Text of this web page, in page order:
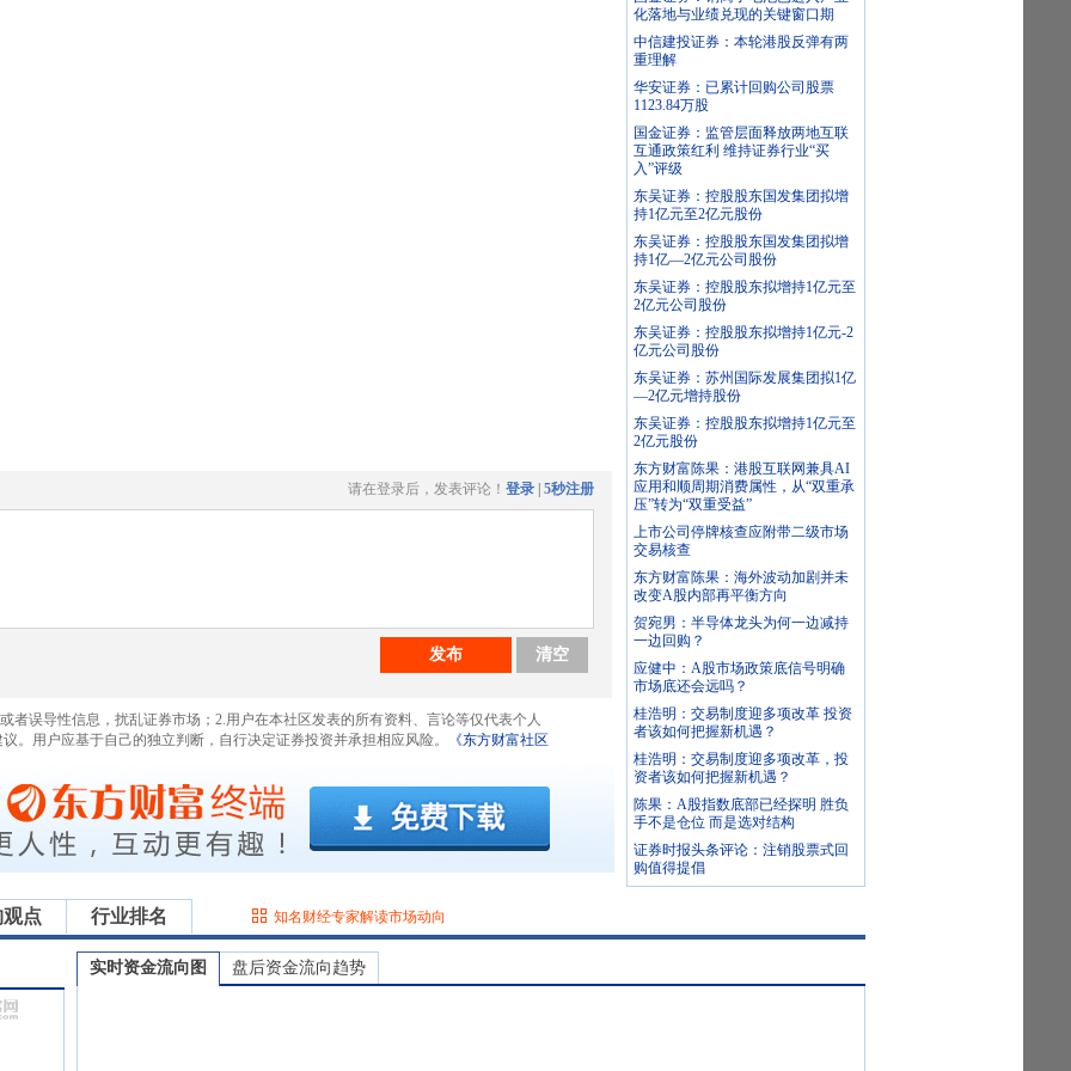
请在登录后，发表评论！ 登录 5秒注册
发布 清空
者误导性信息，扰乱证券市场；2.用户在本社区发表的所有资料、言论等仅代表个人
。用户应基于自己的独立判断，自行决定证券投资并承担相应风险。
《东方财富社区
化落地与业绩兑现的关键窗口期
中信建投证券：本轮港股反弹有两
重理解
华安证券：已累计回购公司股票
1123.84万股
国金证券：监管层面释放两地互联
互通政策红利 维持证券行业“买
入”评级
东吴证券：控股股东国发集团拟增
持1亿元至2亿元股份
东吴证券：控股股东国发集团拟增
持1亿—2亿元公司股份
东吴证券：控股股东拟增持1亿元至
2亿元公司股份
东吴证券：控股股东拟增持1亿元-2
亿元公司股份
东吴证券：苏州国际发展集团拟1亿
—2亿元增持股份
东吴证券：控股股东拟增持1亿元至
2亿元股份
东方财富陈果：港股互联网兼具AI
应用和顺周期消费属性，从“双重承
压”转为“双重受益”
上市公司停牌核查应附带二级市场
交易核查
东方财富陈果：海外波动加剧并未
改变A股内部再平衡方向
贺宛男：半导体龙头为何一边减持
一边回购？
应健中：A股市场政策底信号明确
市场底还会远吗？
桂浩明：交易制度迎多项改革 投资
者该如何把握新机遇？
桂浩明：交易制度迎多项改革，投
资者该如何把握新机遇？
陈果：A股指数底部已经探明 胜负
手不是仓位 而是选对结构
证券时报头条评论：注销股票式回
购值得提倡
点 行业排名 知名财经专家解读市场动向
实时资金流向图 盘后资金流向趋势